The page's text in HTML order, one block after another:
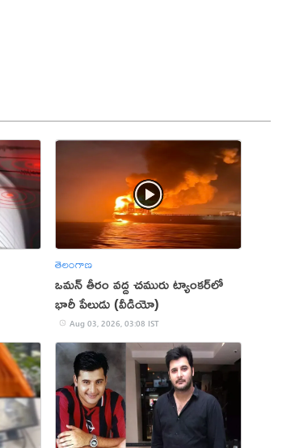
తెలంగాణ
ఒమన్‌ తీరం వద్ద చమురు ట్యాంకర్‌లో
భారీ పేలుడు (వీడియో)
Aug 03, 2026, 03:08 IST